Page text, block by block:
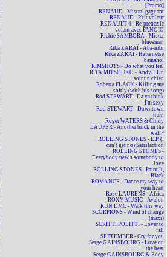
[Promo]
RENAUD - Mistral gagnant
RENAUD - P'tit voleur
RENAULT 4 - Re-prenez le
volant avec FANGIO
Richie SAMBORA - Mister
bluesman
Rika ZARAÏ - Aba-nibi
Rika ZARAÏ - Hava netse
bamahol
RIMSHOTS - Do what you feel
RITA MITSOUKO - Andy + Un
soir un chien
Roberta FLACK - Killing me
softly (with his song)
Rod STEWART - Da ya think
I'm sexy
Rod STEWART - Downtown
train
Roger WATERS & Cindy
LAUPER - Another brick in the
wall ²
ROLLING STONES - E.P. (I
can't get no) Satisfaction
ROLLING STONES -
Everybody needs somebody to
love
ROLLING STONES - Paint It,
Black
ROMANCE - Dance my way to
your heart
Rose LAURENS - Africa
ROXY MUSIC - Avalon
RUN DMC - Walk this way
SCORPIONS - Wind of change
(maxi)
SCRITTI POLITTI - Lover to
fall
SEPTEMBER - Cry for you
Serge GAINSBOURG - Love on
the beat
Serge GAINSBOURG & Eddy